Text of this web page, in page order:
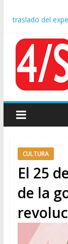
A pocas
Día de San
sindicatos y
Pesar por la
y conductor de
Tras la
apuntó: “Vino
Causa AFA: el
traslado del
CULTURA
El 25
de la